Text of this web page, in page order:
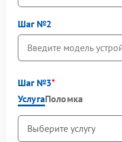
Шаг №2
Шаг №3
УслугаПоломка